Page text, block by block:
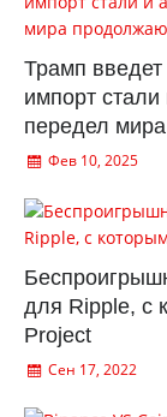
Трамп
импорт
передел
Фев 10, 2025
для Ripple, с
Project
Сен 17, 2022